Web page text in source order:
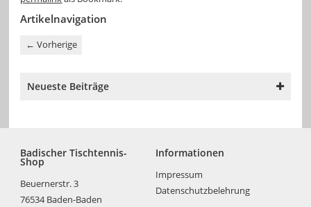
Artikelnavigation
← Vorherige
Neueste Beiträge
Badischer Tischtennis-
Shop
Beuernerstr. 3
76534 Baden-Baden
Informationen
Impressum
Datenschutzbelehrung